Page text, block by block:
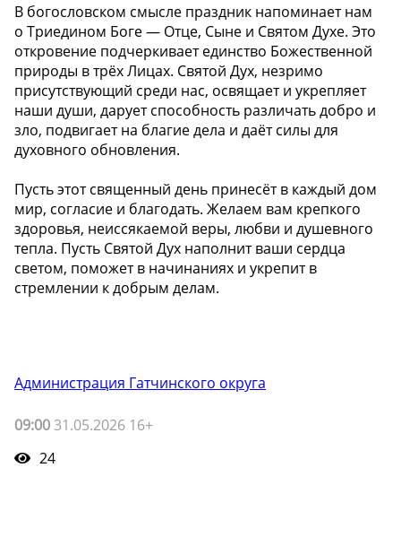
В богословском смысле праздник напоминает нам
о Триедином Боге — Отце, Сыне и Святом Духе. Это
откровение подчеркивает единство Божественной
природы в трёх Лицах. Святой Дух, незримо
присутствующий среди нас, освящает и укрепляет
наши души, дарует способность различать добро и
зло, подвигает на благие дела и даёт силы для
духовного обновления.
Пусть этот священный день принесёт в каждый дом
мир, согласие и благодать. Желаем вам крепкого
здоровья, неиссякаемой веры, любви и душевного
тепла. Пусть Святой Дух наполнит ваши сердца
светом, поможет в начинаниях и укрепит в
стремлении к добрым делам.
Администрация Гатчинского округа
09:00 31.05.2026 16+
24